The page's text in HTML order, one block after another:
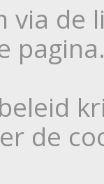
via de
de